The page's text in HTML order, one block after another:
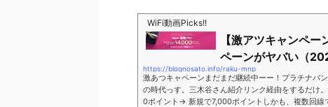
WiFi動画Picks!!
【激アツキャンペ
ペーンがヤバい（
https://blognosato.info/raku-mnp
激あつキャペーンまだまだ継続中ーー！プラチナバ
の時代っす。三木谷さん紹介リンク経由をするだ
0ポイント→ 新規で7,000ポイントしかも、複数回線